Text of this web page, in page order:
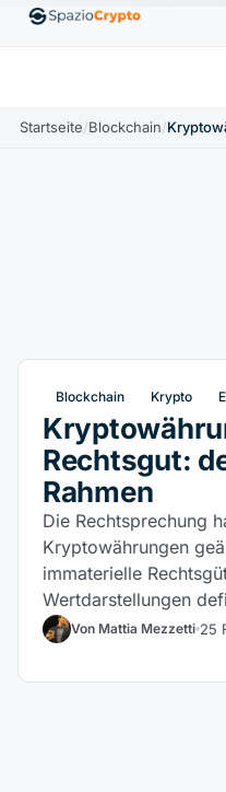
EthereumETH1.880,58 $
Startseite/Blockchain/
Blockchain Krypto
Rechtsgut:
Rahmen
Die Rechtsprechung
Kryptowährungen
immaterielle
Wertdarstellungen
Von Mattia Mezzetti 25